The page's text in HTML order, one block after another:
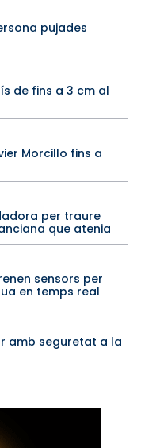
pujades
de fins a 3 cm al
Morcillo fins a
per traure
que atenia
sensors per
en temps real
amb seguretat a la